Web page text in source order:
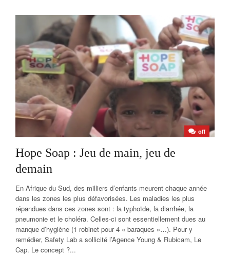
off
Hope Soap : Jeu de main, jeu de
demain
En Afrique du Sud, des milliers d’enfants meurent chaque année
dans les zones les plus défavorisées. Les maladies les plus
répandues dans ces zones sont : la typhoïde, la diarrhée, la
pneumonie et le choléra. Celles-ci sont essentiellement dues au
manque d’hygiène (1 robinet pour 4 « baraques »…). Pour y
remédier, Safety Lab a sollicité l’Agence Young & Rubicam, Le
Cap. Le concept ?...